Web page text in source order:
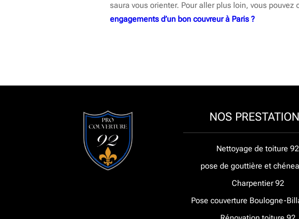
saura vous orienter. Pour aller plus loin, vous
engagements d’un bon couvreur à Paris ?
NOS
Nettoyage de toiture 92
pose de gouttière et
Charpentier 92
Pose couverture Boulogne-